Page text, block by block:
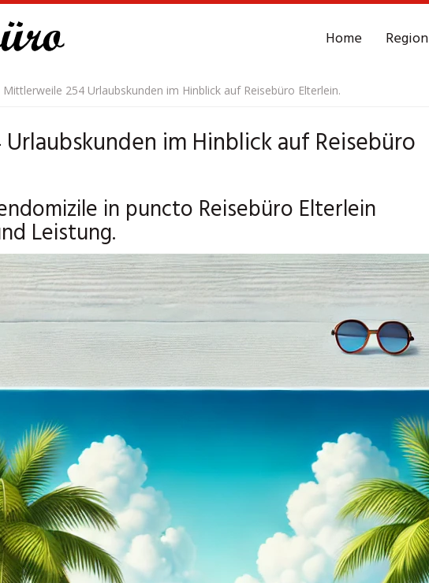
Home Region
Mittlerweile 254 Urlaubskunden im Hinblick auf Reisebüro Elterlein.
im Hinblick auf Reisebüro
in puncto Reisebüro Elterlein
Leistung.